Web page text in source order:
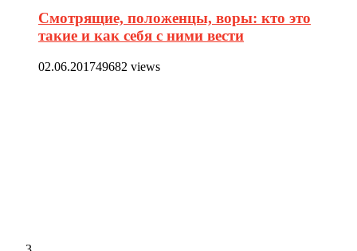
Смотрящие, положенцы, воры: кто это
такие и как себя с ними вести
02.06.201749682 views